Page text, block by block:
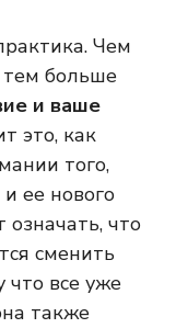
Чем
больше
и ваше
это, как
того,
ее нового
означать, что
сменить
что все уже
также